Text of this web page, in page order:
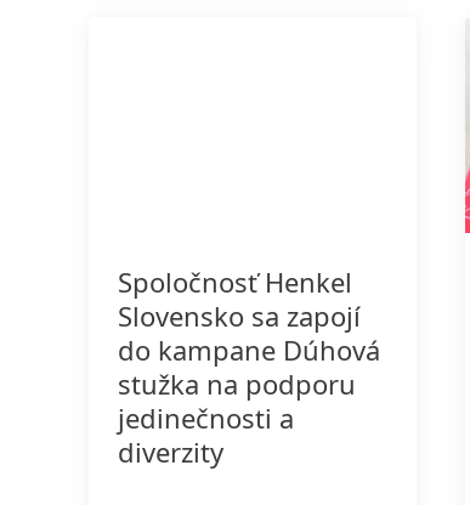
Spoločnosť Henkel
Slovensko sa zapojí
do kampane Dúhová
stužka na podporu
jedinečnosti a
diverzity